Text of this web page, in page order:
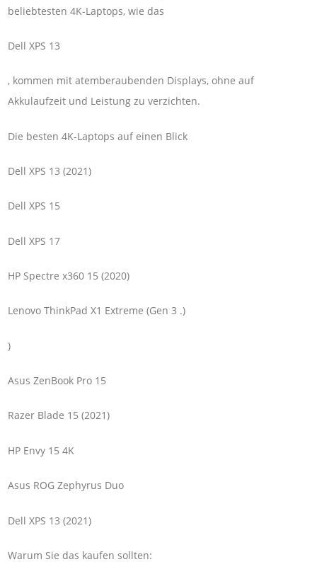
beliebtesten 4K-Laptops, wie das
Dell XPS 13
, kommen mit atemberaubenden Displays, ohne auf
Akkulaufzeit und Leistung zu verzichten.
Die besten 4K-Laptops auf einen Blick
Dell XPS 13 (2021)
Dell XPS 15
Dell XPS 17
HP Spectre x360 15 (2020)
Lenovo ThinkPad X1 Extreme (Gen 3 .)
)
Asus ZenBook Pro 15
Razer Blade 15 (2021)
HP Envy 15 4K
Asus ROG Zephyrus Duo
Dell XPS 13 (2021)
Warum Sie das kaufen sollten: